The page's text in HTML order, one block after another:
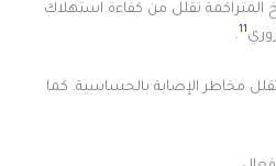
المتراكمة تقلل من كفاءة استهلاك
11
.
مخاطر الإصابة بالحساسية. كما